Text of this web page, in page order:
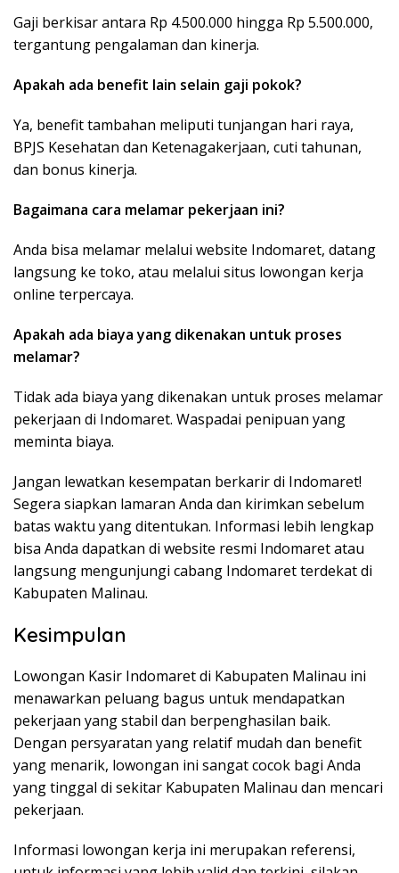
Gaji berkisar antara Rp 4.500.000 hingga Rp 5.500.000,
tergantung pengalaman dan kinerja.
Apakah ada benefit lain selain gaji pokok?
Ya, benefit tambahan meliputi tunjangan hari raya,
BPJS Kesehatan dan Ketenagakerjaan, cuti tahunan,
dan bonus kinerja.
Bagaimana cara melamar pekerjaan ini?
Anda bisa melamar melalui website Indomaret, datang
langsung ke toko, atau melalui situs lowongan kerja
online terpercaya.
Apakah ada biaya yang dikenakan untuk proses
melamar?
Tidak ada biaya yang dikenakan untuk proses melamar
pekerjaan di Indomaret. Waspadai penipuan yang
meminta biaya.
Jangan lewatkan kesempatan berkarir di Indomaret!
Segera siapkan lamaran Anda dan kirimkan sebelum
batas waktu yang ditentukan. Informasi lebih lengkap
bisa Anda dapatkan di website resmi Indomaret atau
langsung mengunjungi cabang Indomaret terdekat di
Kabupaten Malinau.
Kesimpulan
Lowongan Kasir Indomaret di Kabupaten Malinau ini
menawarkan peluang bagus untuk mendapatkan
pekerjaan yang stabil dan berpenghasilan baik.
Dengan persyaratan yang relatif mudah dan benefit
yang menarik, lowongan ini sangat cocok bagi Anda
yang tinggal di sekitar Kabupaten Malinau dan mencari
pekerjaan.
Informasi lowongan kerja ini merupakan referensi,